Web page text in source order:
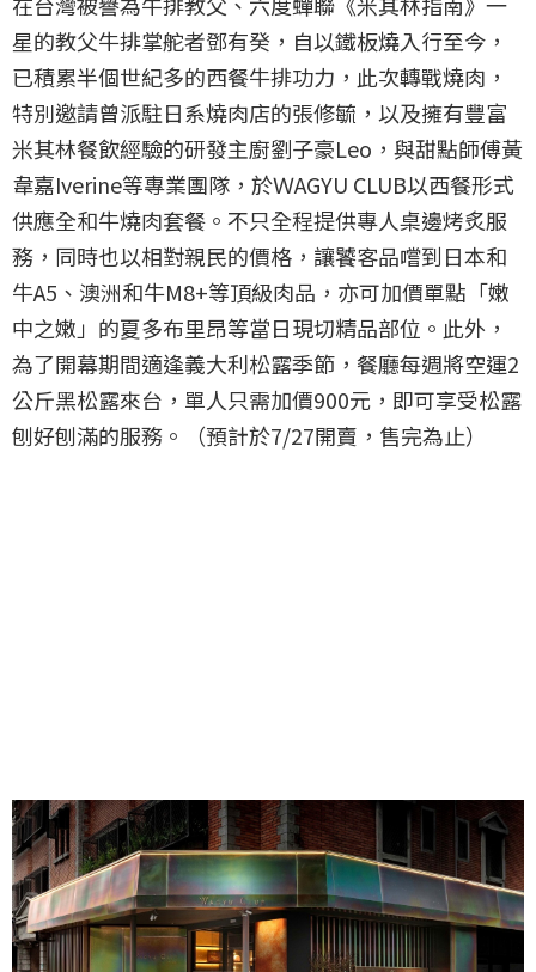
星的教父牛排掌舵者鄧有癸，自以鐵板燒入行至今，
已積累半個世紀多的西餐牛排功力，此次轉戰燒肉，
特別邀請曾派駐日系燒肉店的張修毓，以及擁有豐富
米其林餐飲經驗的研發主廚劉子豪Leo，與甜點師傅黃
韋嘉Iverine等專業團隊，於ＷAGYU CLUB以西餐形式
供應全和牛燒肉套餐。不只全程提供專人桌邊烤炙服
務，同時也以相對親民的價格，讓饕客品嚐到日本和
牛A5、澳洲和牛M8+等頂級肉品，亦可加價單點「嫩
中之嫩」的夏多布里昂等當日現切精品部位。此外，
為了開幕期間適逢義大利松露季節，餐廳每週將空運2
公斤黑松露來台，單人只需加價900元，即可享受松露
刨好刨滿的服務。（預計於7/27開賣，售完為止）